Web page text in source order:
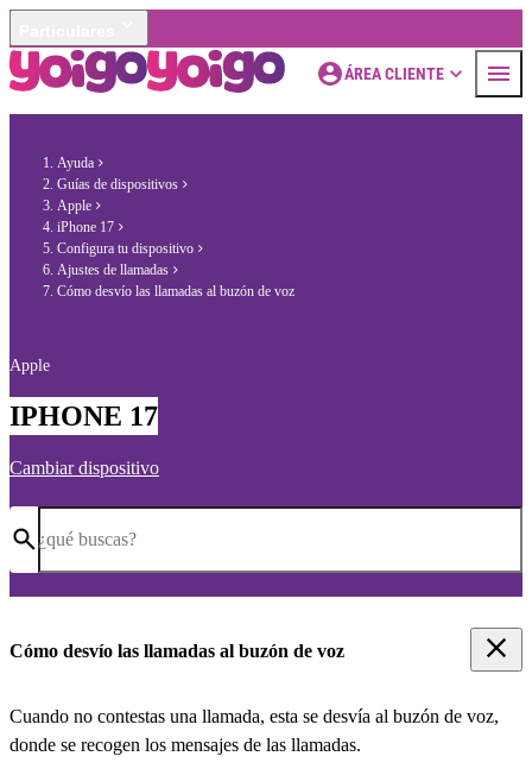
ÁREA CLIENTE
Ayuda
Guías de dispositivos
Apple
iPhone 17
Configura tu dispositivo
Ajustes de llamadas
Cómo desvío las llamadas al buzón de voz
Apple
IPHONE 17
Cambiar dispositivo
¿qué buscas?
Cómo desvío las llamadas al buzón de voz
Cuando no contestas una llamada, esta se desvía al buzón de voz,
donde se recogen los mensajes de las llamadas.